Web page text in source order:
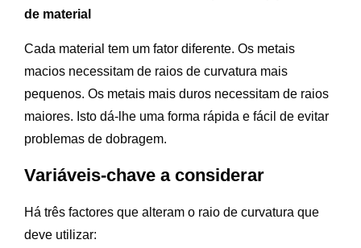
de material
Cada material tem um fator diferente. Os metais
macios necessitam de raios de curvatura mais
pequenos. Os metais mais duros necessitam de raios
maiores. Isto dá-lhe uma forma rápida e fácil de evitar
problemas de dobragem.
Variáveis-chave a considerar
Há três factores que alteram o raio de curvatura que
deve utilizar: